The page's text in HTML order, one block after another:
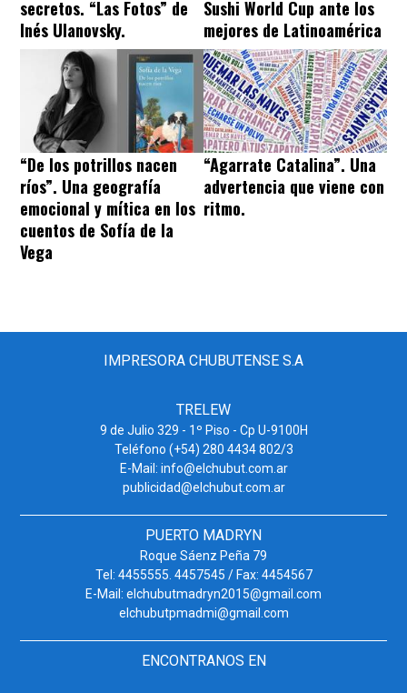
secretos. “Las Fotos” de
Inés Ulanovsky.
Sushi World Cup ante los
mejores de Latinoamérica
“De los potrillos nacen
ríos”. Una geografía
emocional y mítica en los
cuentos de Sofía de la
Vega
“Agarrate Catalina”. Una
advertencia que viene con
ritmo.
IMPRESORA CHUBUTENSE S.A
TRELEW
9 de Julio 329 - 1º Piso - Cp U-9100H
Teléfono (+54) 280 4434 802/3
E-Mail: info@elchubut.com.ar
publicidad@elchubut.com.ar
PUERTO MADRYN
Roque Sáenz Peña 79
Tel: 4455555. 4457545 / Fax: 4454567
E-Mail: elchubutmadryn2015@gmail.com
elchubutpmadmi@gmail.com
ENCONTRANOS EN